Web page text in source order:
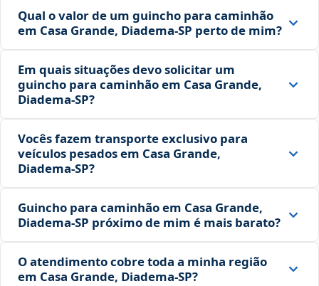
Qual o valor de um guincho para caminhão
em Casa Grande, Diadema‑SP perto de mim?
Em quais situações devo solicitar um
guincho para caminhão em Casa Grande,
Diadema‑SP?
Vocês fazem transporte exclusivo para
veículos pesados em Casa Grande,
Diadema‑SP?
Guincho para caminhão em Casa Grande,
Diadema‑SP próximo de mim é mais barato?
O atendimento cobre toda a minha região
em Casa Grande, Diadema‑SP?